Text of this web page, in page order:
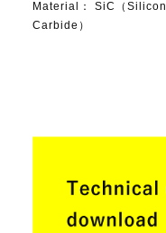
Material： SiC（Silicon
Carbide）